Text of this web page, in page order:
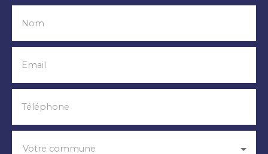
Nom
Email
Téléphone
Votre commune